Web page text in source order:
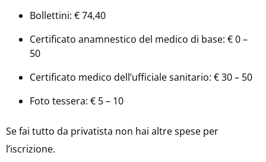
Bollettini: € 74,40
Certificato anamnestico del medico di base: € 0 –
50
Certificato medico dell’ufficiale sanitario: € 30 – 50
Foto tessera: € 5 – 10
Se fai tutto da privatista non hai altre spese per
l’iscrizione.